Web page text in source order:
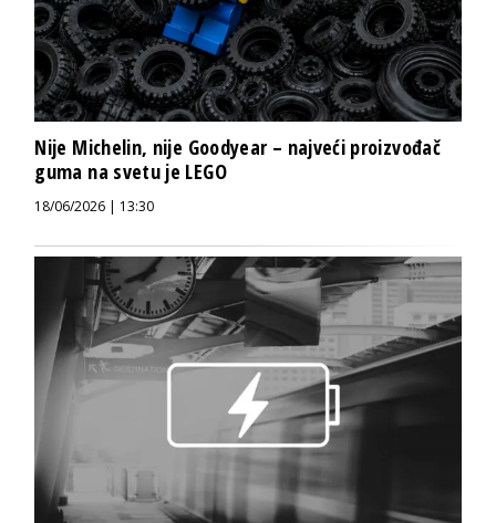
Nije Michelin, nije Goodyear – najveći proizvođač
guma na svetu je LEGO
18/06/2026 | 13:30